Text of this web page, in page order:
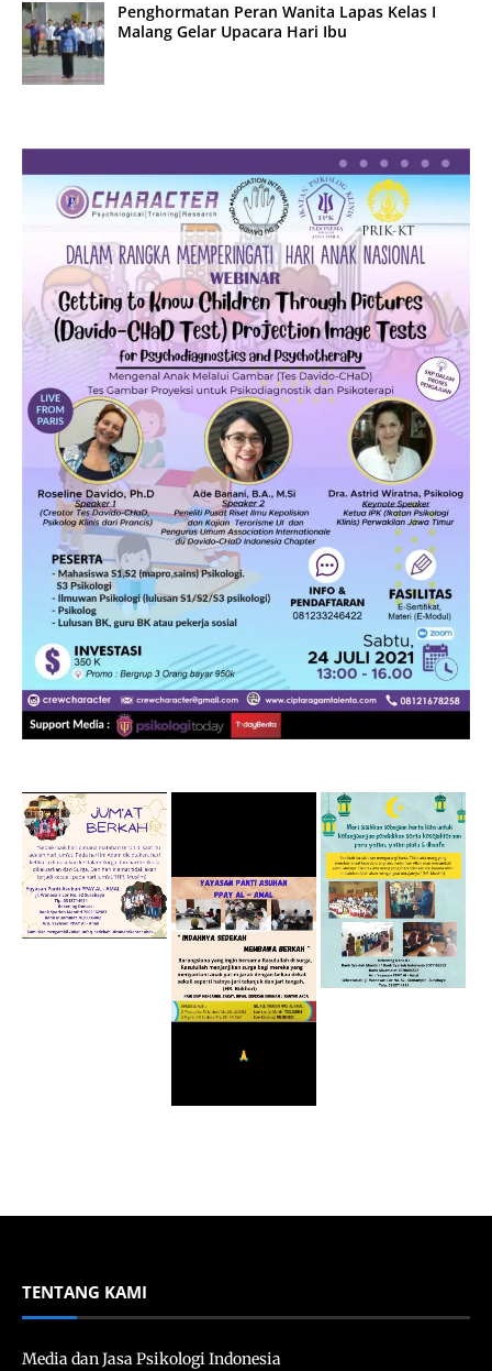
Penghormatan Peran Wanita Lapas Kelas I
Malang Gelar Upacara Hari Ibu
TENTANG KAMI
Media dan Jasa Psikologi Indonesia